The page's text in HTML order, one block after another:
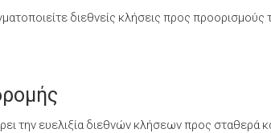
διεθνείς κλήσεις προς προορισμούς
την ευελιξία διεθνών κλήσεων προς σταθερά